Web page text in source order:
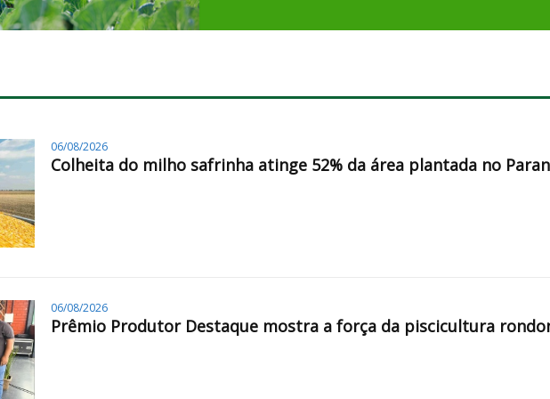
06/08/2026
Colheita do milho safrinha atinge 52% da área plantada no
06/08/2026
Prêmio Produtor Destaque mostra a força da piscicultura